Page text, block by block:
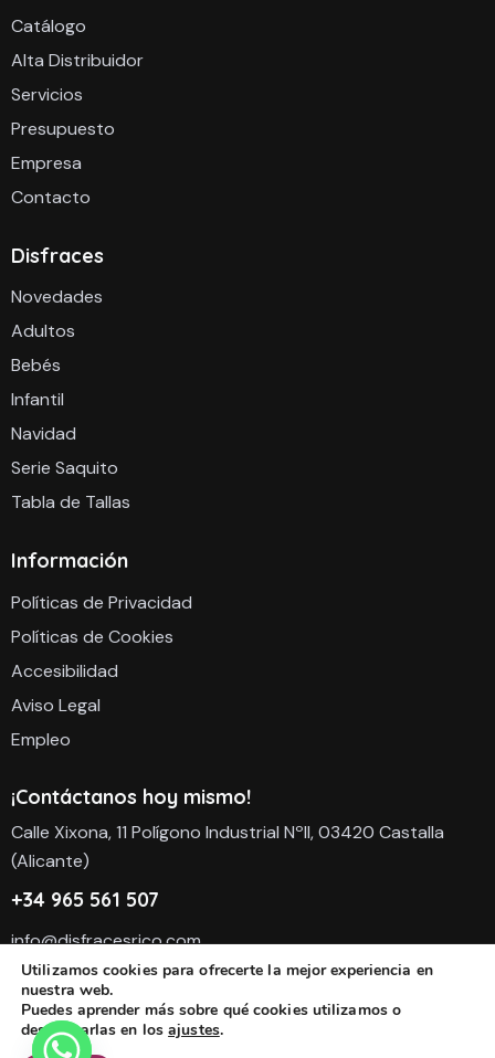
Catálogo
Alta Distribuidor
Servicios
Presupuesto
Empresa
Contacto
Disfraces
Novedades
Adultos
Bebés
Infantil
Navidad
Serie Saquito
Tabla de Tallas
Información
Políticas de Privacidad
Políticas de Cookies
Accesibilidad
Aviso Legal
Empleo
¡Contáctanos hoy mismo!
Calle Xixona, 11 Polígono Industrial NºII, 03420 Castalla
(Alicante)
+34 965 561 507
info@disfracesrico.com
Utilizamos cookies para ofrecerte la mejor experiencia en
nuestra web.
Puedes aprender más sobre qué cookies utilizamos o
desactivarlas en losajustes.